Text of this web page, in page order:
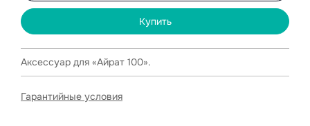
Купить
Аксессуар для «Айрат 100».
Гарантийные условия